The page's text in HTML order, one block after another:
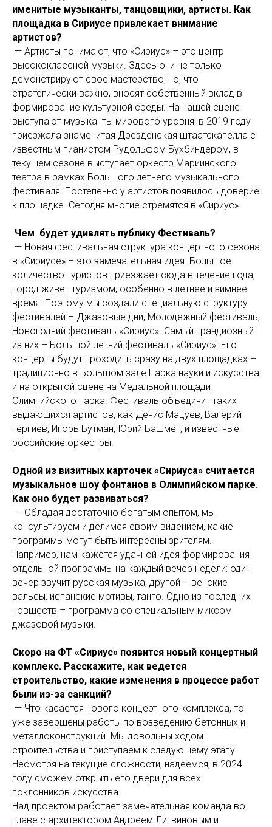
именитые музыканты, танцовщики, артисты. Как
площадка в Сириусе привлекает внимание
артистов?
— Артисты понимают, что «Сириус» – это центр
высококлассной музыки. Здесь они не только
демонстрируют свое мастерство, но, что
стратегически важно, вносят собственный вклад в
формирование культурной среды. На нашей сцене
выступают музыканты мирового уровня: в 2019 году
приезжала знаменитая Дрезденская штаатскапелла с
известным пианистом Рудольфом Бухбиндером, в
текущем сезоне выступает оркестр Мариинского
театра в рамках Большого летнего музыкального
фестиваля. Постепенно у артистов появилось доверие
к площадке. Сегодня многие стремятся в «Сириус».
Чем будет удивлять публику Фестиваль?
— Новая фестивальная структура концертного сезона
в «Сириусе» – это замечательная идея. Большое
количество туристов приезжает сюда в течение года,
город живет туризмом, особенно в летнее и зимнее
время. Поэтому мы создали специальную структуру
фестивалей – Джазовые дни, Молодежный фестиваль,
Новогодний фестиваль «Сириус». Самый грандиозный
из них – Большой летний фестиваль «Сириус». Его
концерты будут проходить сразу на двух площадках –
традиционно в Большом зале Парка науки и искусства
и на открытой сцене на Медальной площади
Олимпийского парка. Фестиваль объединит таких
выдающихся артистов, как Денис Мацуев, Валерий
Гергиев, Игорь Бутман, Юрий Башмет, и известные
российские оркестры.
Одной из визитных карточек «Сириуса» считается
музыкальное шоу фонтанов в Олимпийском парке.
Как оно будет развиваться?
— Обладая достаточно богатым опытом, мы
консультируем и делимся своим видением, какие
программы могут быть интересны зрителям.
Например, нам кажется удачной идея формирования
отдельной программы на каждый вечер недели: один
вечер звучит русская музыка, другой – венские
вальсы, испанские мотивы, танго. Одно из последних
новшеств – программа со специальным миксом
джазовой музыки.
Скоро на ФТ «Сириус» появится новый концертный
комплекс. Расскажите, как ведется
строительство, какие изменения в процессе работ
были из-за санкций?
— Что касается нового концертного комплекса, то
уже завершены работы по возведению бетонных и
металлоконструкций. Мы довольны ходом
строительства и приступаем к следующему этапу.
Несмотря на текущие сложности, надеемся, в 2024
году сможем открыть его двери для всех
поклонников искусства.
Над проектом работает замечательная команда во
главе с архитектором Андреем Литвиновым и